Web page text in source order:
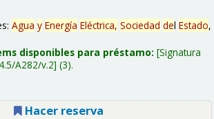
Agua y Energía Eléctrica, Sociedad del Estado,
disponibles para préstamo: Signatura
A282/v.2 (3).
Hacer reserva